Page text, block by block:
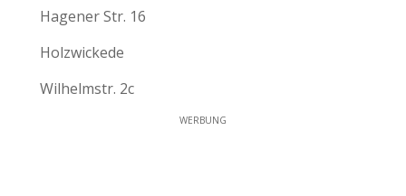
Hagener Str. 16
Holzwickede
Wilhelmstr. 2c
WERBUNG